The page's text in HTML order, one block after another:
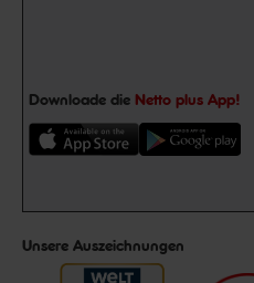
Downloade die Netto plus App!
Unsere Auszeichnungen